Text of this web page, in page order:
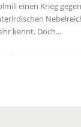
einen Krieg
kennt. Doch...